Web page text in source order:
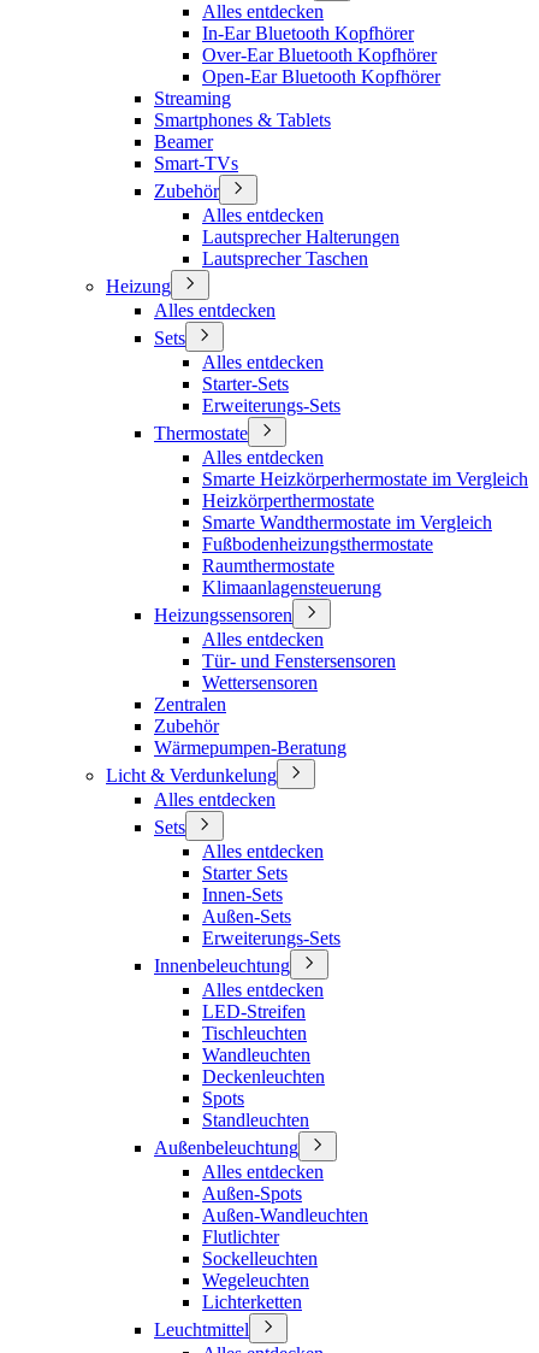
Alles entdecken
In-Ear Bluetooth Kopfhörer
Over-Ear Bluetooth Kopfhörer
Open-Ear Bluetooth Kopfhörer
Streaming
Smartphones & Tablets
Beamer
Smart-TVs
Zubehör
Alles entdecken
Lautsprecher Halterungen
Lautsprecher Taschen
Heizung
Alles entdecken
Sets
Alles entdecken
Starter-Sets
Erweiterungs-Sets
Thermostate
Alles entdecken
Smarte Heizkörperhermostate im Vergleich
Heizkörperthermostate
Smarte Wandthermostate im Vergleich
Fußbodenheizungsthermostate
Raumthermostate
Klimaanlagensteuerung
Heizungssensoren
Alles entdecken
Tür- und Fenstersensoren
Wettersensoren
Zentralen
Zubehör
Wärmepumpen-Beratung
Licht & Verdunkelung
Alles entdecken
Sets
Alles entdecken
Starter Sets
Innen-Sets
Außen-Sets
Erweiterungs-Sets
Innenbeleuchtung
Alles entdecken
LED-Streifen
Tischleuchten
Wandleuchten
Deckenleuchten
Spots
Standleuchten
Außenbeleuchtung
Alles entdecken
Außen-Spots
Außen-Wandleuchten
Flutlichter
Sockelleuchten
Wegeleuchten
Lichterketten
Leuchtmittel